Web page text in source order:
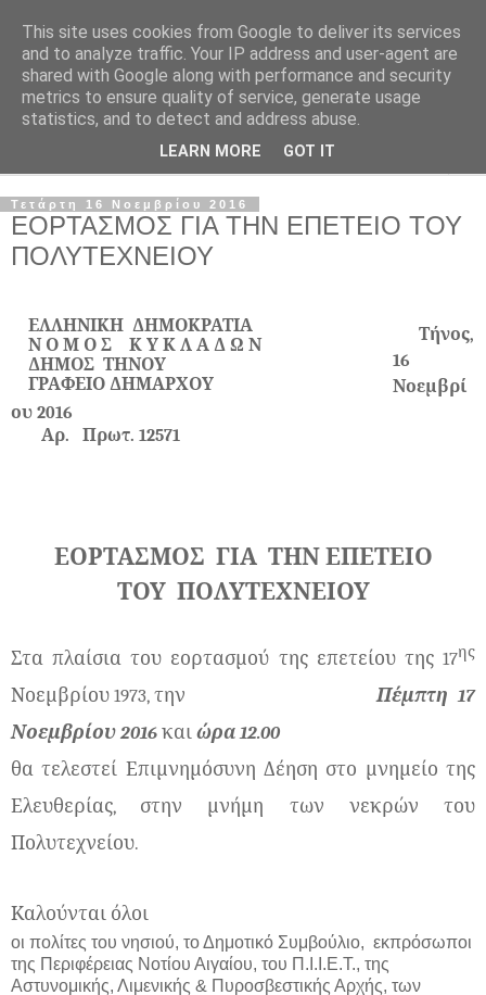
Τετάρτη 16 Νοεμβρίου 2016
ΕΟΡΤΑΣΜΟΣ ΓΙΑ ΤΗΝ ΕΠΕΤΕΙΟ ΤΟΥ
ΠΟΛΥΤΕΧΝΕΙΟΥ
ΕΛΛΗΝΙΚΗ ΔΗΜΟΚΡΑΤΙΑ
Ν Ο Μ Ο Σ Κ Υ Κ Λ Α Δ Ω Ν
ΔΗΜΟΣ ΤΗΝΟΥ
ΓΡΑΦΕΙΟ ΔΗΜΑΡΧΟΥ
Τήνος,
16
Νοεμβρί
ου 2016
Αρ. Πρωτ. 12571
ΕΟΡΤΑΣΜΟΣ ΓΙΑ ΤΗΝ ΕΠΕΤΕΙΟ
ΤΟΥ ΠΟΛΥΤΕΧΝΕΙΟΥ
Στα πλαίσια του εορτασμού της επετείου της 17ης
Νοεμβρίου 1973, τηνΠέμπτη 17
Νοεμβρίου 2016 και ώρα 12.00
θα τελεστεί Επιμνημόσυνη Δέηση στο μνημείο της
Ελευθερίας, στην μνήμη των νεκρών του
Πολυτεχνείου.
Καλούνται όλοι
οι πολίτες του νησιού, το Δημοτικό Συμβούλιο, εκπρόσωποι
της Περιφέρειας Νοτίου Αιγαίου, του Π.Ι.Ι.Ε.Τ., της
Αστυνομικής, Λιμενικής & Πυροσβεστικής Αρχής, των
This site uses cookies from Google to deliver its services
and to analyze traffic. Your IP address and user-agent are
shared with Google along with performance and security
metrics to ensure quality of service, generate usage
statistics, and to detect and address abuse.
LEARN MORE GOT IT